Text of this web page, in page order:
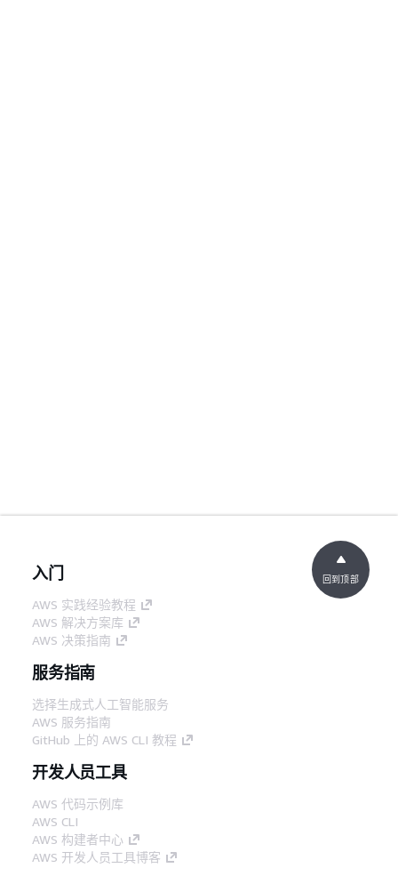
入门
AWS 实践经验教程
AWS 解决方案库
AWS 决策指南
服务指南
选择生成式人工智能服务
AWS 服务指南
GitHub 上的 AWS CLI 教程
开发人员工具
AWS 代码示例库
AWS CLI
AWS 构建者中心
AWS 开发人员工具博客
回到顶部